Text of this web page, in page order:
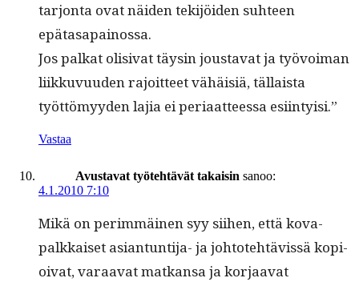
tar­jon­ta ovat näi­den tek­i­jöi­den suh­teen
epätasapainossa.
Jos palkat oli­si­vat täysin jous­ta­vat ja työvoiman
liikku­vu­u­den rajoit­teet vähäisiä, tällaista
työt­tömyy­den lajia ei peri­aat­teessa esiintyisi.”
Vastaa
Avustavat työtehtävät takaisin sanoo:
4.1.2010 7:10
Mikä on per­im­mäi­nen syy siihen, että kova­
palkkaiset asiantun­ti­ja- ja johtote­htävis­sä kopi­
oi­vat, varaa­vat matkansa ja kor­jaa­vat